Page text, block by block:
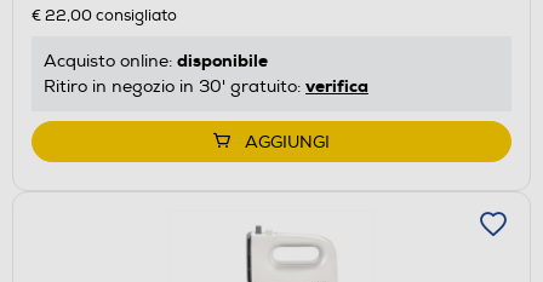
€ 22,00consigliato
Acquisto online: disponibile
Ritiro in negozio in 30' gratuito: verifica
AGGIUNGI